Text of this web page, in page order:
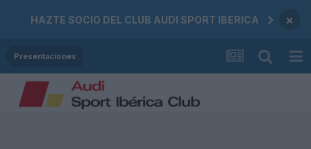
HAZTE SOCIO DEL CLUB AUDI SPORT IBERICA ×
Presentaciones